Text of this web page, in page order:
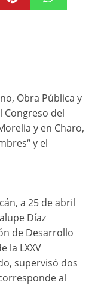
Obra Pública y
Congreso del
y en Charo,
y el
a 25 de abril
Díaz
de Desarrollo
la LXXV
supervisó dos
al